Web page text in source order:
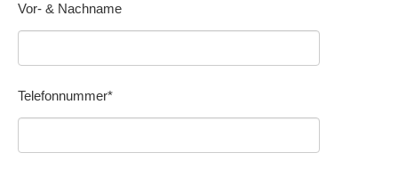
Vor- & Nachname
Telefonnummer*